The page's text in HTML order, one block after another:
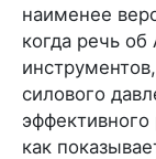
наименее
когда речь
силового
эффективного
как